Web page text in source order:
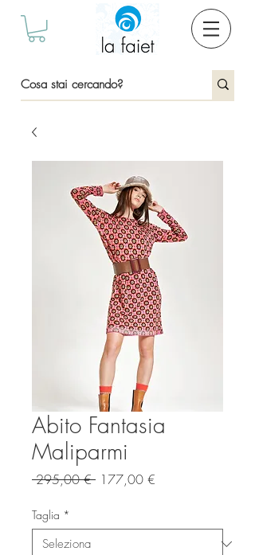
Abito Fantasia
Maliparmi
295,00 € Prezzo
177,00 €
Taglia *